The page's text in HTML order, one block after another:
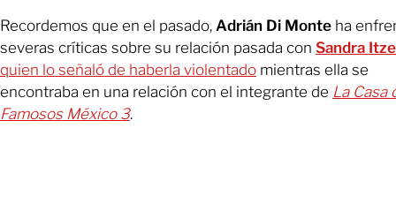
Recordemos que en el pasado, Adrián Di Monte ha
severas críticas sobre su relación pasada con Sandra
quien lo señaló de haberla violentado mientras ella se
encontraba en una relación con el integrante de La Casa
Famosos México 3.